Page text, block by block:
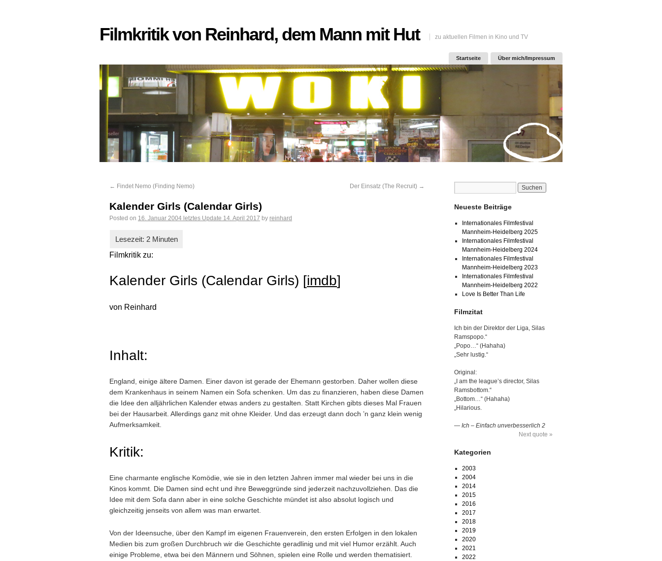
Filmkritik von Reinhard, dem Mann mit Hut zu aktuellen Filmen in Kino und TV
Startseite Über mich/Impressum
← Findet Nemo (Finding Nemo) Der Einsatz (The Recruit) →
Kalender Girls (Calendar Girls)
Posted on 16. Januar 2004 letztes Update 14. April 2017 by reinhard
Filmkritik zu:
Kalender Girls (Calendar Girls) [imdb]
von Reinhard
Inhalt:
England, einige ältere Damen. Einer davon ist gerade der Ehemann gestorben. Daher wollen diese
dem Krankenhaus in seinem Namen ein Sofa schenken. Um das zu finanzieren, haben diese Damen
die Idee den alljährlichen Kalender etwas anders zu gestalten. Statt Kirchen gibts dieses Mal Frauen
bei der Hausarbeit. Allerdings ganz mit ohne Kleider. Und das erzeugt dann doch ’n ganz klein wenig
Aufmerksamkeit.
Kritik:
Eine charmante englische Komödie, wie sie in den letzten Jahren immer mal wieder bei uns in die
Kinos kommt. Die Damen sind echt und ihre Beweggründe sind jederzeit nachzuvollziehen. Das die
Idee mit dem Sofa dann aber in eine solche Geschichte mündet ist also absolut logisch und
gleichzeitig jenseits von allem was man erwartet.
Von der Ideensuche, über den Kampf im eigenen Frauenverein, den ersten Erfolgen in den lokalen
Medien bis zum großen Durchbruch wir die Geschichte geradlinig und mit viel Humor erzählt. Auch
einige Probleme, etwa bei den Männern und Söhnen, spielen eine Rolle und werden thematisiert.
Neueste Beiträge
Internationales Filmfestival
Mannheim-Heidelberg 2025
Internationales Filmfestival
Mannheim-Heidelberg 2024
Internationales Filmfestival
Mannheim-Heidelberg 2023
Internationales Filmfestival
Mannheim-Heidelberg 2022
Love Is Better Than Life
Filmzitat
Ich bin der Direktor der Liga, Silas
Ramspopo.“
„Popo…“ (Hahaha)
„Sehr lustig.“
Original:
„I am the league’s director, Silas
Ramsbottom.“
„Bottom…“ (Hahaha)
„Hilarious.
— Ich – Einfach unverbesserlich 2
Next quote »
Kategorien
2003
2004
2014
2015
2016
2017
2018
2019
2020
2021
2022